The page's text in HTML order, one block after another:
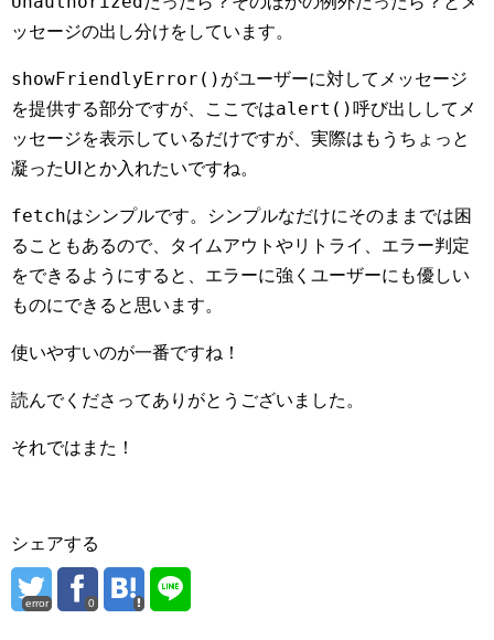
ッセージの出し分けをしています。
showFriendlyError() がユーザーに対してメッセージ
を提供する部分ですが、ここではalert() 呼び出ししてメ
ッセージを表示しているだけですが、実際はもうちょっと
凝ったUIとか入れたいですね。
fetchはシンプルです。シンプルなだけにそのままでは困
ることもあるので、タイムアウトやリトライ、エラー判定
をできるようにすると、エラーに強くユーザーにも優しい
ものにできると思います。
使いやすいのが一番ですね！
読んでくださってありがとうございました。
それではまた！
シェアする
error 0